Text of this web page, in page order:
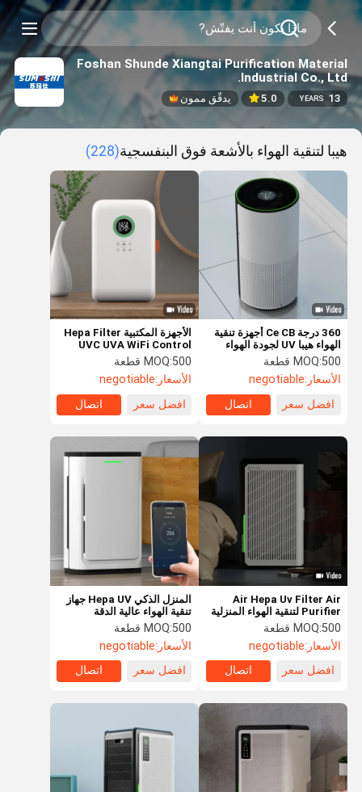
Foshan Shunde Xiangtai Purification Material
Industrial Co., Ltd.
13
YEARS
5.0 يدقّق ممون
هيبا لتنقية الهواء بالأشعة فوق البنفسجية(228)
الأجهزة المكتبية Hepa Filter
UVC UVA WiFi Control
Smart Air Purifier
MOQ:500 قطعة
الأسعار:negotiable
افضل سعر
اتصال
360 درجة Ce CB أجهزة تنقية
الهواء هيبا UV لجودة الهواء
الداخلي PM2.5 الجسيمات
MOQ:500 قطعة
الأسعار:negotiable
افضل سعر
اتصال
المنزل الذكي Hepa UV جهاز
تنقية الهواء عالية الدقة
مستشعر الغبار Y24b
MOQ:500 قطعة
الأسعار:negotiable
افضل سعر
اتصال
Air Hepa Uv Filter Air
Purifier لتنقية الهواء المنزلية
تقتل الفيروسات
MOQ:500 قطعة
الأسعار:negotiable
افضل سعر
اتصال